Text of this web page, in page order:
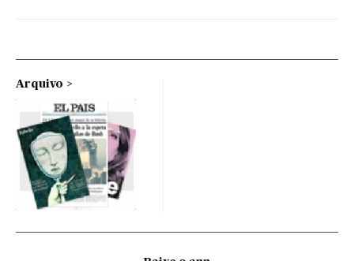
Arquivo